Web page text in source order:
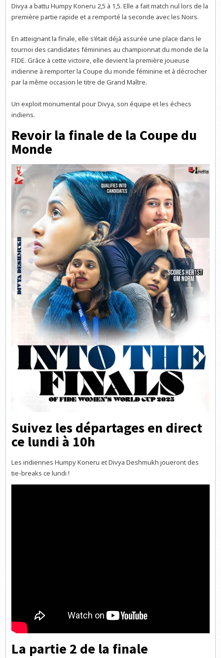
Divya a battu Humpy Koneru 2,5 à 1,5. Elle a fait match nul lors de la
première partie rapide et a remporté la seconde avec les Noirs.
En atteignant la finale, elle s’était déjà assurée une place dans le
tournoi des candidates féminines au championnat du monde de la
FIDE. Grâce à cette victoire, elle devient la première joueuse
indienne à remporter la Coupe du monde féminine et à décrocher
par la même occasion le titre de Grand Maître.
Un exploit monumental pour Divya, son équipe et les échecs
indiens.
Revoir la finale de la Coupe du
Monde
Suivez les départages en direct
ce lundi à 10h
Les indiennes Humpy Koneru et Divya Deshmukh joueront des
tie-breaks ce lundi !
La partie 2 de la finale